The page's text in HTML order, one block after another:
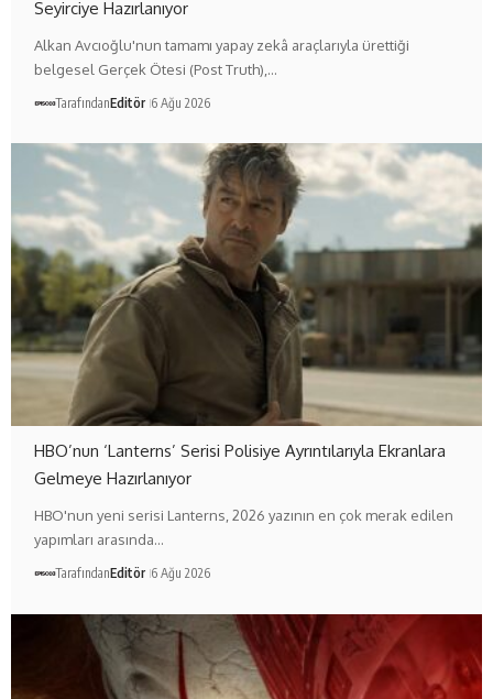
Seyirciye Hazırlanıyor
Alkan Avcıoğlu'nun tamamı yapay zekâ araçlarıyla ürettiği
belgesel Gerçek Ötesi (Post Truth),…
TarafındanEditör 6 Ağu 2026
HBO’nun ‘Lanterns’ Serisi Polisiye Ayrıntılarıyla Ekranlara
Gelmeye Hazırlanıyor
HBO'nun yeni serisi Lanterns, 2026 yazının en çok merak edilen
yapımları arasında…
TarafındanEditör 6 Ağu 2026